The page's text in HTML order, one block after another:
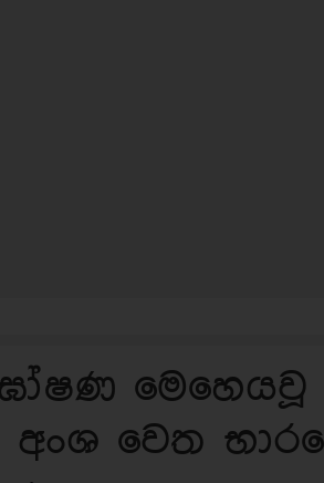
මෙහෙයවූ
වෙත